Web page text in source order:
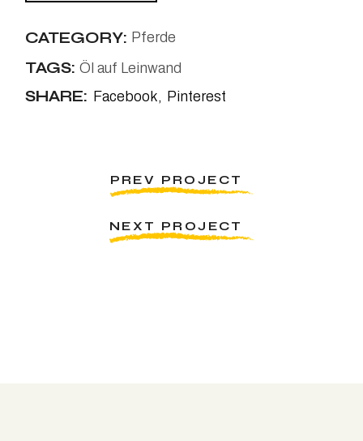
CATEGORY: Pferde
TAGS: Öl auf Leinwand
SHARE: Facebook Pinterest
PREV PROJECT
NEXT PROJECT